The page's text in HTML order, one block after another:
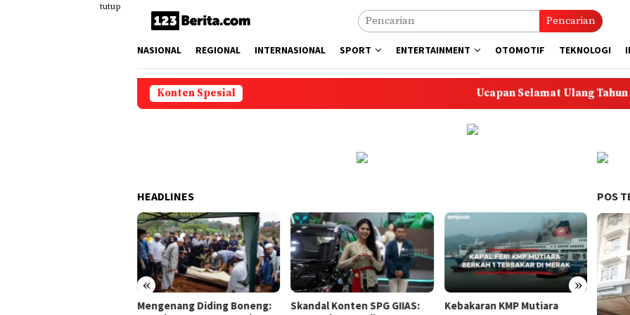
tutup
Pencarian
NASIONAL REGIONAL INTERNASIONAL SPORT ENTERTAINMENT OTOMOTIF TEKNOLOGI
Konten Spesial Ucapan Selamat Ulang Tahun untuk
HEADLINES
« »
Skandal Konten SPG GIIAS:
Kebakaran KMP Mutiara
Tragedi KMP Mutiara Sentosa
POS